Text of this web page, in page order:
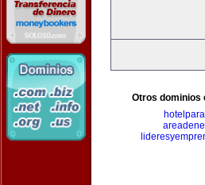
Otros dominios